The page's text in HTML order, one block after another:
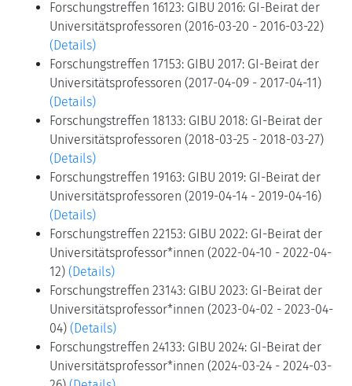
Forschungstreffen 16123: GIBU 2016: GI-Beirat der
Universitätsprofessoren (2016-03-20 - 2016-03-22)
(Details)
Forschungstreffen 17153: GIBU 2017: GI-Beirat der
Universitätsprofessoren (2017-04-09 - 2017-04-11)
(Details)
Forschungstreffen 18133: GIBU 2018: GI-Beirat der
Universitätsprofessoren (2018-03-25 - 2018-03-27)
(Details)
Forschungstreffen 19163: GIBU 2019: GI-Beirat der
Universitätsprofessoren (2019-04-14 - 2019-04-16)
(Details)
Forschungstreffen 22153: GIBU 2022: GI-Beirat der
Universitätsprofessor*innen (2022-04-10 - 2022-04-
12) (Details)
Forschungstreffen 23143: GIBU 2023: GI-Beirat der
Universitätsprofessor*innen (2023-04-02 - 2023-04-
04) (Details)
Forschungstreffen 24133: GIBU 2024: GI-Beirat der
Universitätsprofessor*innen (2024-03-24 - 2024-03-